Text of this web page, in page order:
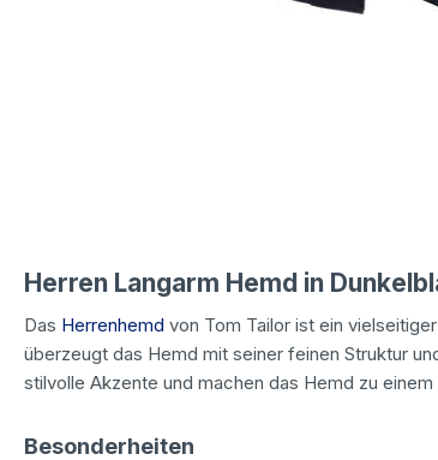
Herren Langarm Hemd in
Das Herrenhemd von Tom Tailor ist ein
überzeugt das Hemd mit seiner feinen Struktur
stilvolle Akzente und machen das Hemd zu
Besonderheiten